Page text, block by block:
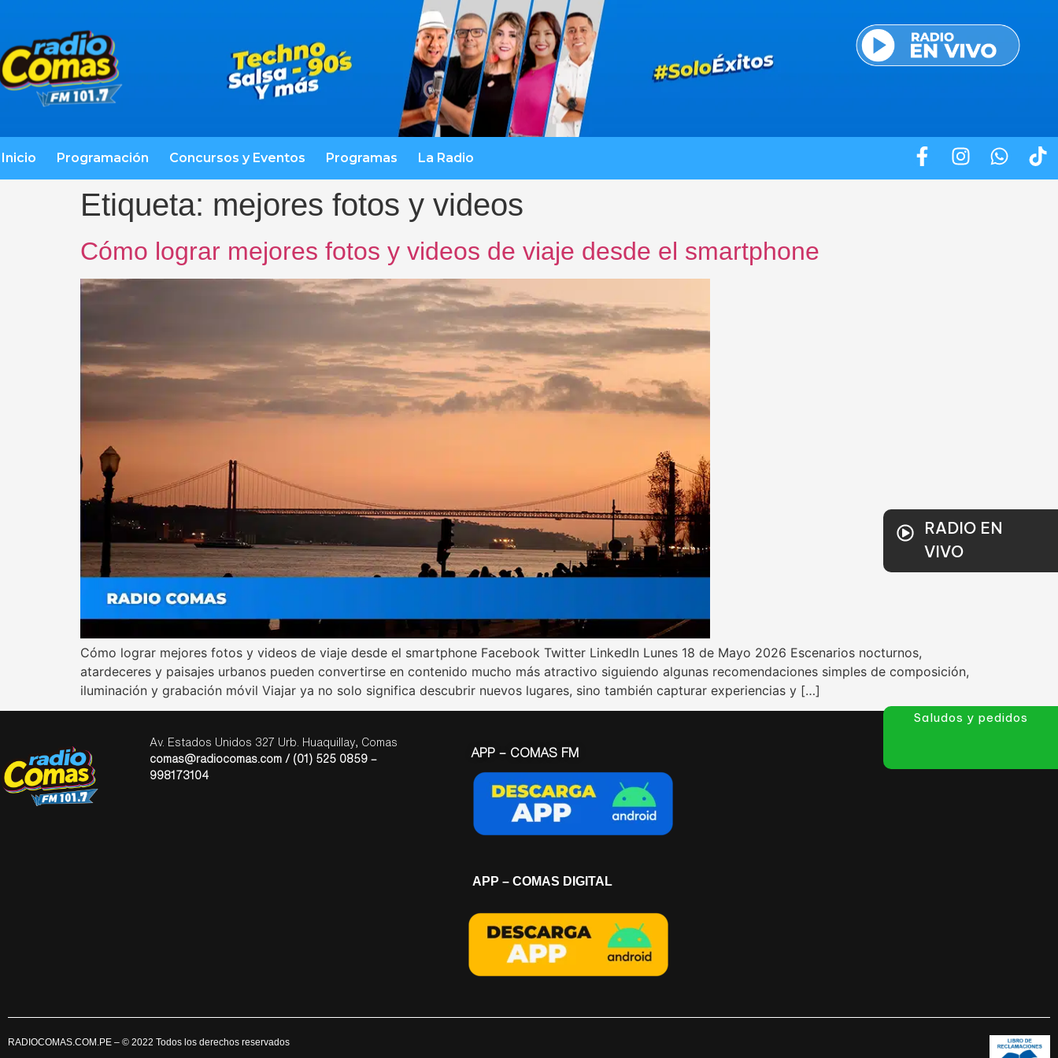
Inicio Programación Concursos y Eventos Programas La Radio
Etiqueta: mejores fotos y videos
Cómo lograr mejores fotos y videos de viaje desde el smartphone
Cómo lograr mejores fotos y videos de viaje desde el smartphone Facebook Twitter LinkedIn Lunes 18 de Mayo 2026 Escenarios nocturnos,
atardeceres y paisajes urbanos pueden convertirse en contenido mucho más atractivo siguiendo algunas recomendaciones simples de composición,
iluminación y grabación móvil Viajar ya no solo significa descubrir nuevos lugares, sino también capturar experiencias y […]
Av. Estados Unidos 327 Urb. Huaquillay, Comas
comas@radiocomas.com / (01) 525 0859 –
998173104
APP – COMAS FM
APP – COMAS DIGITAL
RADIOCOMAS.COM.PE – © 2022 Todos los derechos reservados
RADIO EN
VIVO
Saludos y pedidos